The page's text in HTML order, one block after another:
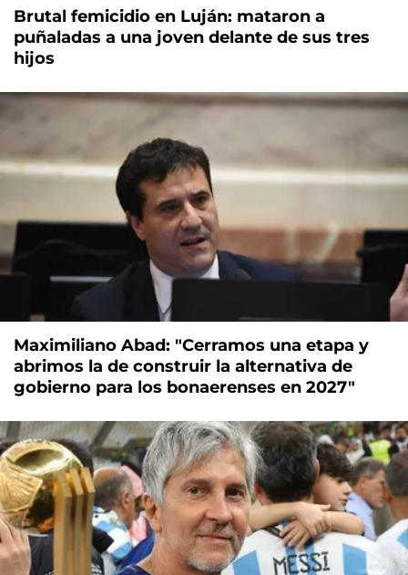
Brutal femicidio en Luján: mataron a
puñaladas a una joven delante de sus tres
hijos
Maximiliano Abad: "Cerramos una etapa y
abrimos la de construir la alternativa de
gobierno para los bonaerenses en 2027"